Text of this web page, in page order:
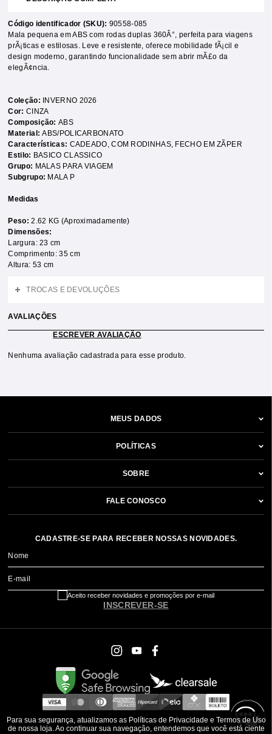
Código identificador (SKU): 90558-085
Mala pequena em ABS com rodas duplas 360Â°, perfeita para viagens
prÃ¡ticas e estilosas. Leve e resistente, oferece mobilidade fÃ¡cil e
design moderno, garantindo funcionalidade sem abrir mÃ£o da
elegÃ¢ncia.
Coleção:
INVERNO 2026
Cor: CINZA
Composição:ABS
Material:ABS/POLICARBONATO
Características: CADEADO,COM RODINHAS, FECHO EM ZÃPER
Estilo: BASICO CLASSICO
Grupo: MALAS PARA VIAGEM
Subgrupo: MALA P
Medidas
Peso:2.62 KG (Aproximadamente)
Dimensões:
Largura: 23 cm
Comprimento: 35 cm
Altura: 53 cm
TROCAS E DEVOLUÇÕES
AVALIAÇÕES
ESCREVER AVALIAÇÃO
Nenhuma avaliação cadastrada para esse produto.
MEUS DADOS
POLÍTICAS
SOBRE
FALE CONOSCO
CADASTRE-SE PARA RECEBER NOSSAS NOVIDADES.
Nome
E-mail
INSCREVER-SE
Aceito receber novidades e promoções por e-mail
Para sua segurança, atualizamos as Políticas de Privacidade e Termos de Uso
de nossa loja. Ao continuar sua navegação, entendemos que você está ciente